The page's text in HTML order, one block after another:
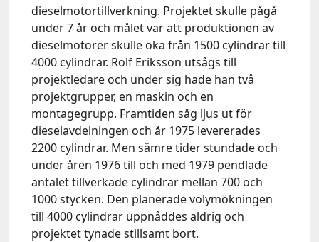
dieselmotortillverkning. Projektet skulle pågå
under 7 år och målet var att produktionen av
dieselmotorer skulle öka från 1500 cylindrar till
4000 cylindrar. Rolf Eriksson utsågs till
projektledare och under sig hade han två
projektgrupper, en maskin och en
montagegrupp. Framtiden såg ljus ut för
dieselavdelningen och år 1975 levererades
2200 cylindrar. Men sämre tider stundade och
under åren 1976 till och med 1979 pendlade
antalet tillverkade cylindrar mellan 700 och
1000 stycken. Den planerade volymökningen
till 4000 cylindrar uppnåddes aldrig och
projektet tynade stillsamt bort.